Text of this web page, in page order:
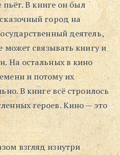
пьёт. В книге он был
город на
деятель,
может связывать книгу и
На остальных в кино
и потому их
В книге всё строилось
героев. Кино — это
взгляд изнутри